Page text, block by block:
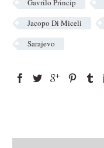
Gavrilo Princip
Jacopo Di Miceli
Sarajevo